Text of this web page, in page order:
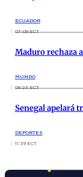
ECUADOR
07:09 ECT
Maduro rechaza
MUNDO
06:23 ECT
Senegal apelará
DEPORTES
11:39 ECT